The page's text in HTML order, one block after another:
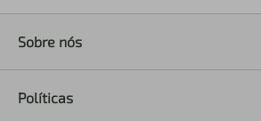
Sobre nós
Políticas